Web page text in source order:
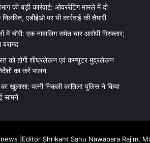
की बड़ी कार्रवाई: ओवररेटिंग मामले में दो
एडीईओ पर भी कार्रवाई की तैयारी
में चोरी: एक नाबालिग समेत चार आरोपी गिरफ्तार;
को होगी शीघ्रलेखन एवं कम्प्यूटर मुद्रलेखन
का करें पालन
खुलासा: पत्नी निकली कातिल! पुलिस ने किया
सामने
|Editor Shrikant Sahu Nawapara Rajim,